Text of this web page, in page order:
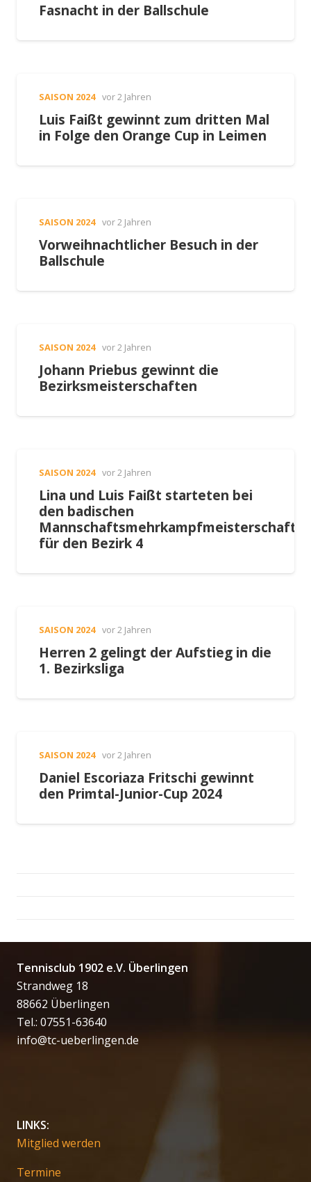
Fasnacht in der Ballschule
SAISON 2024 vor 2 Jahren
Luis Faißt gewinnt zum dritten Mal
in Folge den Orange Cup in Leimen
SAISON 2024 vor 2 Jahren
Vorweihnachtlicher Besuch in der
Ballschule
SAISON 2024 vor 2 Jahren
Johann Priebus gewinnt die
Bezirksmeisterschaften
SAISON 2024 vor 2 Jahren
Lina und Luis Faißt starteten bei
den badischen
für den Bezirk 4
SAISON 2024 vor 2 Jahren
Herren 2 gelingt der Aufstieg in die
1. Bezirksliga
SAISON 2024 vor 2 Jahren
Daniel Escoriaza Fritschi gewinnt
den Primtal-Junior-Cup 2024
Tennisclub 1902 e.V. Überlingen
Strandweg 18
88662 Überlingen
Tel.: 07551-63640
info@tc-ueberlingen.de
LINKS:
Mitglied werden
Termine